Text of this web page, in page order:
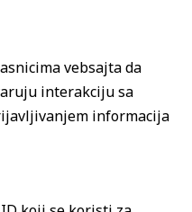
vebsajta da
interakciju sa
informacija